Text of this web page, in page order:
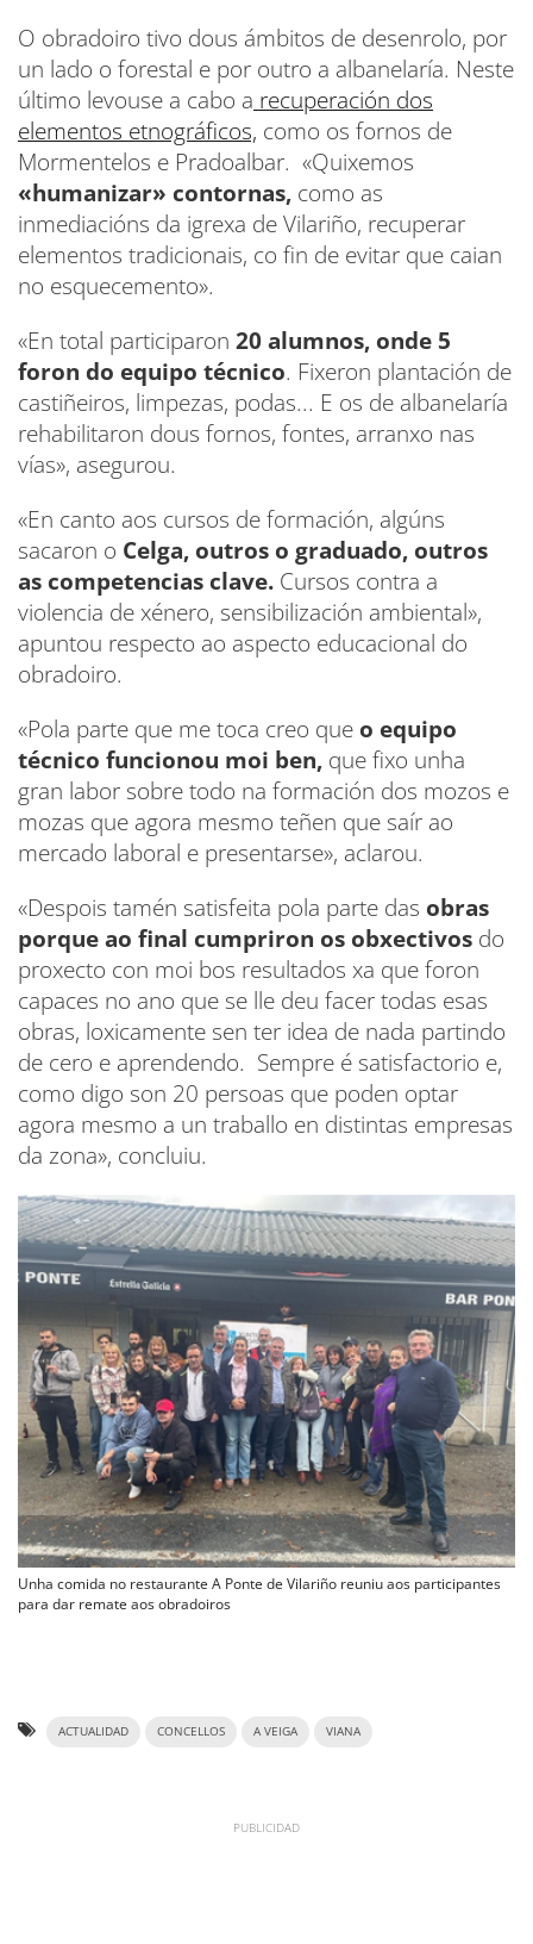
O obradoiro tivo dous ámbitos de desenrolo, por
un lado o forestal e por outro a albanelaría. Neste
último levouse a cabo a recuperación dos
elementos etnográficos, como os fornos de
Mormentelos e Pradoalbar. «Quixemos
«humanizar» contornas, como as
inmediacións da igrexa de Vilariño, recuperar
elementos tradicionais, co fin de evitar que caian
no esquecemento».
«En total participaron 20 alumnos, onde 5
foron do equipo técnico. Fixeron plantación de
castiñeiros, limpezas, podas... E os de albanelaría
rehabilitaron dous fornos, fontes, arranxo nas
vías», asegurou.
«En canto aos cursos de formación, algúns
sacaron o Celga, outros o graduado, outros
as competencias clave. Cursos contra a
violencia de xénero, sensibilización ambiental»,
apuntou respecto ao aspecto educacional do
obradoiro.
«Pola parte que me toca creo que o equipo
técnico funcionou moi ben, que fixo unha
gran labor sobre todo na formación dos mozos e
mozas que agora mesmo teñen que saír ao
mercado laboral e presentarse», aclarou.
«Despois tamén satisfeita pola parte das obras
porque ao final cumpriron os obxectivos do
proxecto con moi bos resultados xa que foron
capaces no ano que se lle deu facer todas esas
obras, loxicamente sen ter idea de nada partindo
de cero e aprendendo. Sempre é satisfactorio e,
como digo son 20 persoas que poden optar
agora mesmo a un traballo en distintas empresas
da zona», concluiu.
Unha comida no restaurante A Ponte de Vilariño reuniu aos participantes
para dar remate aos obradoiros
ACTUALIDAD CONCELLOS A VEIGA VIANA